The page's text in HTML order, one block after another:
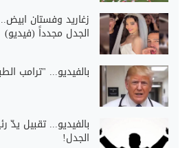
زغاريد وفستان
الجدل مجدداً (فيديو)
بالفيديو... "ترامب
بالفيديو... تقبيل يدّ
الجدل!